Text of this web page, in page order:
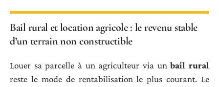
Bail rural et location agricole : le revenu stable
d’un terrain non constructible
Louer sa parcelle à un agriculteur via unbail rural
reste le mode de rentabilisation le plus courant. Le